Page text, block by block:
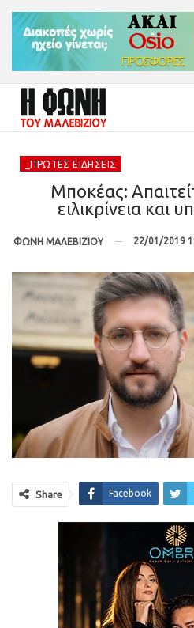
_ΠΡΏΤΕΣ ΕΙΔΉΣΕΙΣ
Μποκέας:
ειλικρίνεια και
ΦΩΝΗ ΜΑΛΕΒΙΖΙΟΥ 22/01/2019
Share Facebook